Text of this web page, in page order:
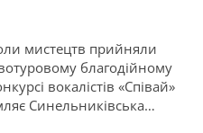
мистецтв прийняли
благодійному
вокалістів «Співай»
Синельниківська